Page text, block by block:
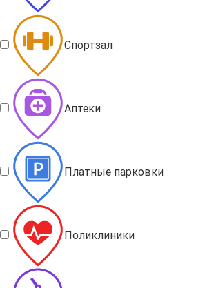
Спортзал
Аптеки
Платные парковки
Поликлиники